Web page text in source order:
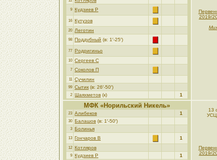
9 Кудзиев Р
16 Кутузов
20 Леготин
98 Поддубный (в: 1′-25′)
77 Родригиньо
10 Сергеев С
7 Соколов П
11 Сучилин
99 Сытик (в: 26′-50′)
2 Шаяхметов (к) 1
2019/
МФК «Норильский Никель»
23 Алибеков 1
30 Балашов (в: 1′-50′)
3 Болинья
13 Гончаров В 1
12 Котляров
9 Кудзиев Р 1
13
УСЦ
2019/